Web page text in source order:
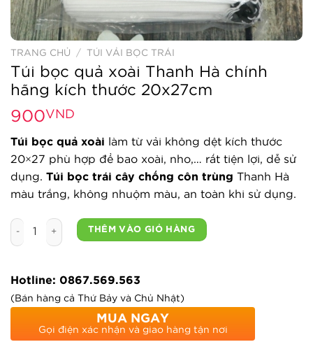
TRANG CHỦ / TÚI VẢI BỌC TRÁI
Túi bọc quả xoài Thanh Hà chính
hãng kích thước 20x27cm
900VND
Túi bọc quả xoài làm từ vải không dệt kích thước
20×27 phù hợp để bao xoài, nho,… rất tiện lợi, dễ sử
dụng. Túi bọc trái cây chống côn trùng Thanh Hà
màu trắng, không nhuộm màu, an toàn khi sử dụng.
Túi bọc quả xoài Thanh Hà chính hãng kích thước 20x27cm
THÊM VÀO GIỎ HÀNG
Hotline: 0867.569.563
(Bán hàng cả Thứ Bảy và Chủ Nhật)
MUA NGAY
Gọi điện xác nhận và giao hàng tận nơi